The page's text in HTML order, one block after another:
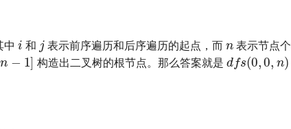
中 和 表示前序遍历和后序遍历的起点，而
表示节点
1 ]
构造出二叉树的根节点。那么答案就是
dfs(0,0,n)